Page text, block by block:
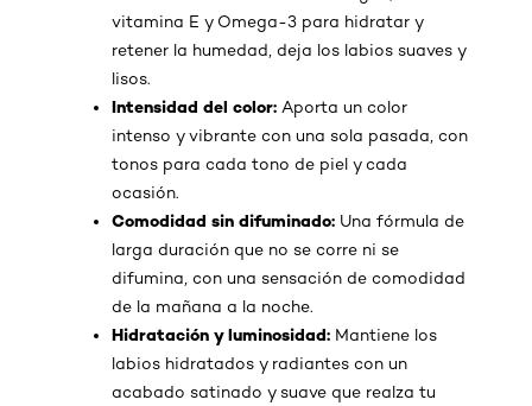
vitamina E y Omega-3 para hidratar y
retener la humedad, deja los labios suaves y
lisos.
Intensidad del color: Aporta un color
intenso y vibrante con una sola pasada, con
tonos para cada tono de piel y cada
ocasión.
Comodidad sin difuminado: Una fórmula de
larga duración que no se corre ni se
difumina, con una sensación de comodidad
de la mañana a la noche.
Hidratación y luminosidad: Mantiene los
labios hidratados y radiantes con un
acabado satinado y suave que realza tu